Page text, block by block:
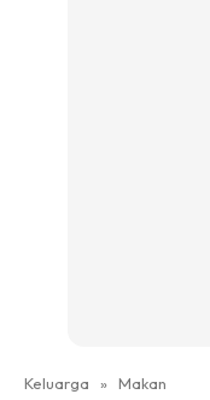
Keluarga » Makan